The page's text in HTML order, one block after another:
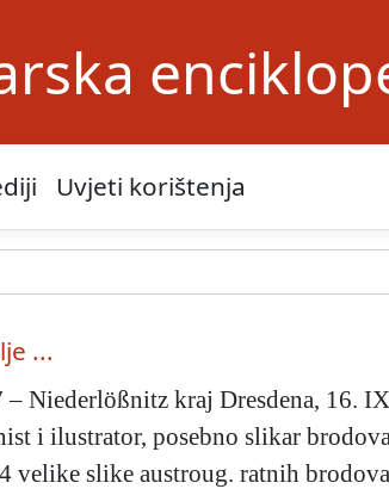
Uvjeti korištenja
...
Niederlößnitz kraj Dresdena, 16.
i ilustrator, posebno slikar
velike slike austroug. ratnih